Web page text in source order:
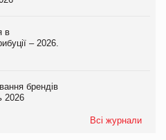
в
– 2026.
брендів
2026
Всі журнали